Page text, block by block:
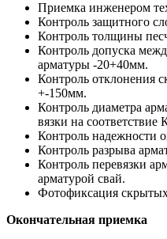
Приемка инженером
Контроль защитного
Контроль толщины
Контроль допуска
арматуры -20+40мм.
Контроль отклонения
+-150мм.
Контроль диаметра
вязки на соответствие
Контроль надежности
Контроль разрыва
Контроль перевязки
арматурой свай.
Фотофиксация
Окончательная приемка